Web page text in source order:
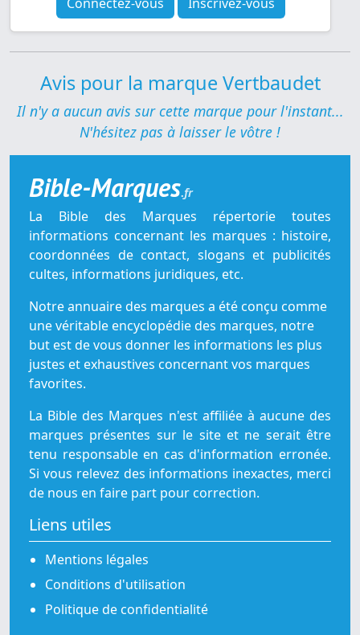
Avis pour la marque Vertbaudet
Il n'y a aucun avis sur cette marque pour l'instant...
N'hésitez pas à laisser le vôtre !
Bible-Marques.fr
La Bible des Marques répertorie toutes
informations concernant les marques : histoire,
coordonnées de contact, slogans et publicités
cultes, informations juridiques, etc.
Notre annuaire des marques a été conçu comme
une véritable encyclopédie des marques, notre
but est de vous donner les informations les plus
justes et exhaustives concernant vos marques
favorites.
La Bible des Marques n'est affiliée à aucune des
marques présentes sur le site et ne serait être
tenu responsable en cas d'information erronée.
Si vous relevez des informations inexactes, merci
de nous en faire part pour correction.
Liens utiles
Mentions légales
Conditions d'utilisation
Politique de confidentialité